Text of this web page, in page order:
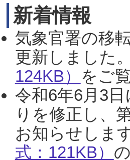
新着情報
気象官署の移
更新しました
124KB） をご
令和6年6月3
りを修正し、
お知らせしま
式：121KB）